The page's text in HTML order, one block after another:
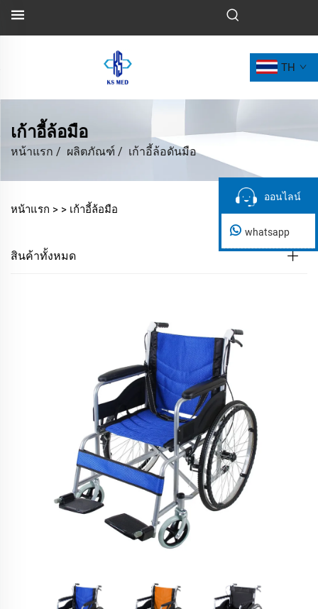
TH
เก้าอี้ล้อมือ
หน้าแรก / ผลิตภัณฑ์ / เก้าอี้ล้อดันมือ
หน้าแรก > > เก้าอี้ล้อมือ
สินค้าทั้งหมด
ออนไลน์
ออนไลน์
whatsapp